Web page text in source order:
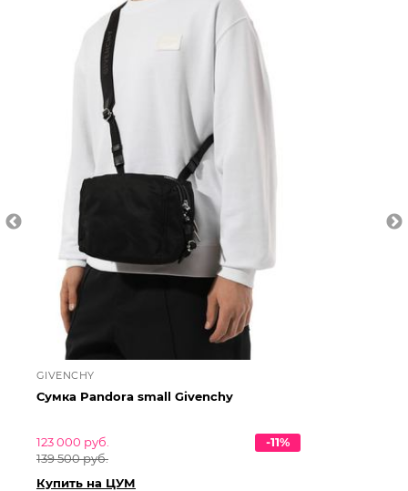
GIVENCHY
Сумка Pandora small Givenchy
123 000 руб.
139 500 руб.
-11%
Купить на ЦУМ